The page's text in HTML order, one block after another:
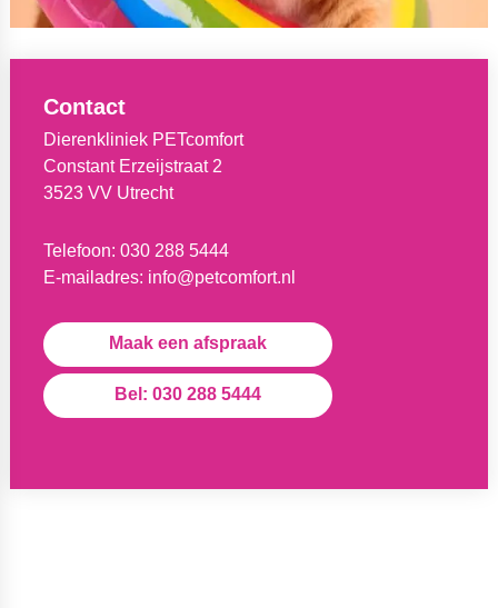
Contact
Dierenkliniek PETcomfort
Constant Erzeijstraat 2
3523 VV Utrecht
Telefoon: 030 288 5444
E-mailadres: info@petcomfort.nl
Maak een afspraak
Bel: 030 288 5444